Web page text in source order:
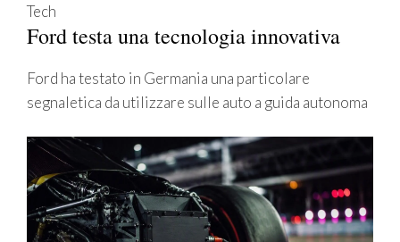
Tech
Ford testa una tecnologia innovativa
Ford ha testato in Germania una particolare
segnaletica da utilizzare sulle auto a guida autonoma